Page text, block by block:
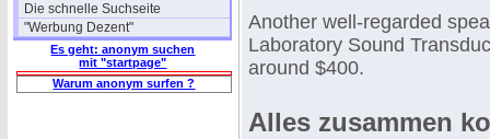
Die schnelle Suchseite
"Werbung Dezent"
Es geht: anonym suchen
mit "startpage"
Warum anonym surfen ?
Another well-regarded
Laboratory Sound
around $400.
Alles zusammen